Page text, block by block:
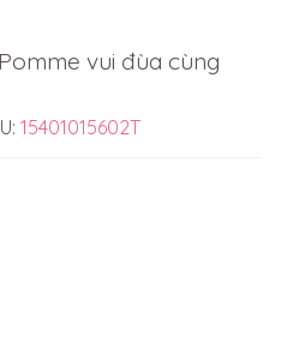
vui đùa cùng
15401015602T